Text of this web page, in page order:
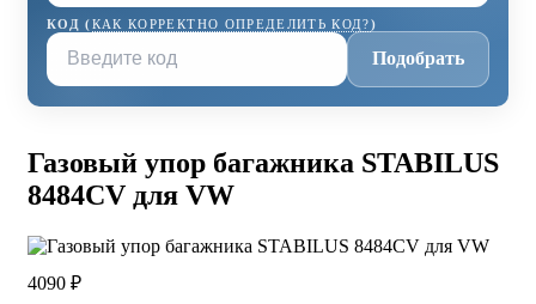
КОД (КАК КОРРЕКТНО ОПРЕДЕЛИТЬ КОД?)
Подобрать
Газовый упор багажника STABILUS
8484CV для VW
4090 ₽